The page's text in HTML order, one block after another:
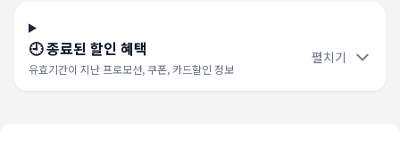
🕘 종료된 할인 혜택
유효기간이 지난 프로모션, 쿠폰, 카드할인 정보
펼치기